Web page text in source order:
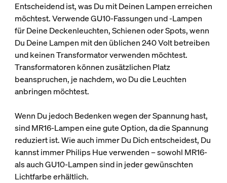
Entscheidend ist, was Du mit Deinen Lampen erreichen
möchtest. Verwende GU10-Fassungen und -Lampen
für Deine Deckenleuchten, Schienen oder Spots, wenn
Du Deine Lampen mit den üblichen 240 Volt betreiben
und keinen Transformator verwenden möchtest.
Transformatoren können zusätzlichen Platz
beanspruchen, je nachdem, wo Du die Leuchten
anbringen möchtest.
Wenn Du jedoch Bedenken wegen der Spannung hast,
sind MR16-Lampen eine gute Option, da die Spannung
reduziert ist. Wie auch immer Du Dich entscheidest, Du
kannst immer Philips Hue verwenden – sowohl MR16-
als auch GU10-Lampen sind in jeder gewünschten
Lichtfarbe erhältlich.